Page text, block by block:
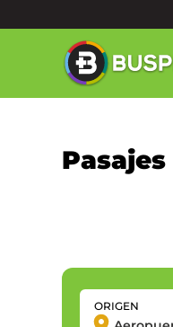
ORIGEN